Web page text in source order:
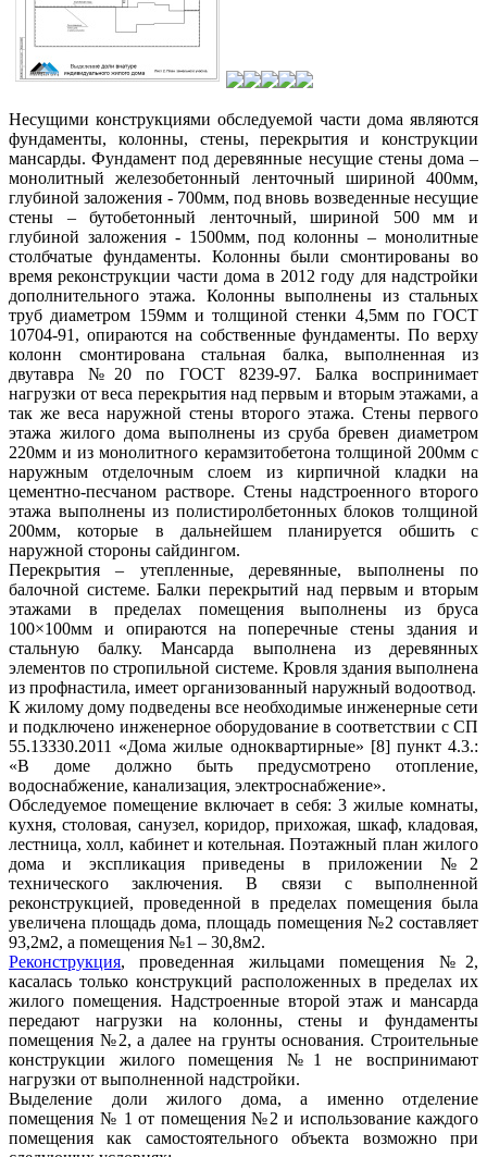
Несущими конструкциями обследуемой части дома являются
фундаменты, колонны, стены, перекрытия и конструкции
мансарды. Фундамент под деревянные несущие стены дома –
монолитный железобетонный ленточный шириной 400мм,
глубиной заложения - 700мм, под вновь возведенные несущие
стены – бутобетонный ленточный, шириной 500 мм и
глубиной заложения - 1500мм, под колонны – монолитные
столбчатые фундаменты. Колонны были смонтированы во
время реконструкции части дома в 2012 году для надстройки
дополнительного этажа. Колонны выполнены из стальных
труб диаметром 159мм и толщиной стенки 4,5мм по ГОСТ
10704-91, опираются на собственные фундаменты. По верху
колонн смонтирована стальная балка, выполненная из
двутавра №20 по ГОСТ 8239-97. Балка воспринимает
нагрузки от веса перекрытия над первым и вторым этажами, а
так же веса наружной стены второго этажа. Стены первого
этажа жилого дома выполнены из сруба бревен диаметром
220мм и из монолитного керамзитобетона толщиной 200мм с
наружным отделочным слоем из кирпичной кладки на
цементно-песчаном растворе. Стены надстроенного второго
этажа выполнены из полистиролбетонных блоков толщиной
200мм, которые в дальнейшем планируется обшить с
наружной стороны сайдингом.
Перекрытия – утепленные, деревянные, выполнены по
балочной системе. Балки перекрытий над первым и вторым
этажами в пределах помещения выполнены из бруса
100×100мм и опираются на поперечные стены здания и
стальную балку. Мансарда выполнена из деревянных
элементов по стропильной системе. Кровля здания выполнена
из профнастила, имеет организованный наружный водоотвод.
К жилому дому подведены все необходимые инженерные сети
и подключено инженерное оборудование в соответствии с СП
55.13330.2011 «Дома жилые одноквартирные» [8] пункт 4.3.:
«В доме должно быть предусмотрено отопление,
водоснабжение, канализация, электроснабжение».
Обследуемое помещение включает в себя: 3 жилые комнаты,
кухня, столовая, санузел, коридор, прихожая, шкаф, кладовая,
лестница, холл, кабинет и котельная. Поэтажный план жилого
дома и экспликация приведены в приложении №2
технического заключения. В связи с выполненной
реконструкцией, проведенной в пределах помещения была
увеличена площадь дома, площадь помещения №2 составляет
93,2м2, а помещения №1 – 30,8м2.
Реконструкция, проведенная жильцами помещения №2,
касалась только конструкций расположенных в пределах их
жилого помещения. Надстроенные второй этаж и мансарда
передают нагрузки на колонны, стены и фундаменты
помещения №2, а далее на грунты основания. Строительные
конструкции жилого помещения №1 не воспринимают
нагрузки от выполненной надстройки.
Выделение доли жилого дома, а именно отделение
помещения № 1 от помещения №2 и использование каждого
помещения как самостоятельного объекта возможно при